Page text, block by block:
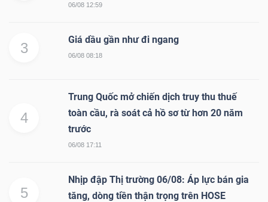
06/08 12:59
3
Giá dầu gần như đi ngang
06/08 08:18
4
Trung Quốc mở chiến dịch truy thu thuế
toàn cầu, rà soát cả hồ sơ từ hơn 20 năm
trước
06/08 17:11
5
Nhịp đập Thị trường 06/08: Áp lực bán gia
tăng, dòng tiền thận trọng trên HOSE